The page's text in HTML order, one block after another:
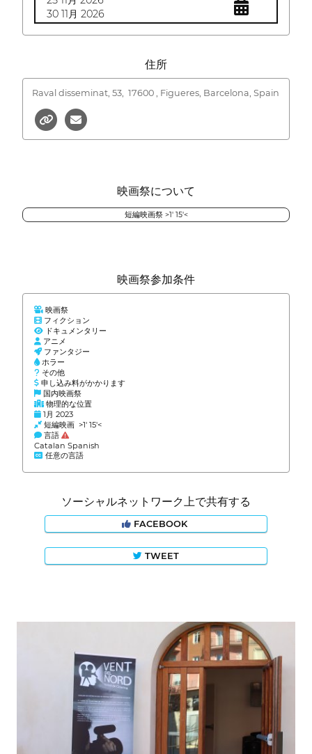
30 11月 2026
住所
Raval disseminat, 53, 17600 , Figueres, Barcelona, Spain
映画祭について
短編映画祭 >1' 15'<
映画祭参加条件
映画祭
フィクション
ドキュメンタリー
アニメ
ファンタジー
ホラー
その他
申し込み料がかかります
国内映画祭
物理的な位置
1月 2023
短編映画 >1' 15'<
言語
Catalan Spanish
任意の言語
ソーシャルネットワーク上で共有する
FACEBOOK
TWEET